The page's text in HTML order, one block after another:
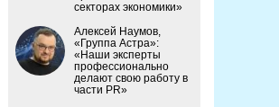
секторах экономики»
Алексей Наумов,
«Группа Астра»:
«Наши эксперты
профессионально
делают свою работу в
части PR»